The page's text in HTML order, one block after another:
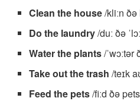
Clean the house/kliːn
Do the laundry/duː ðə
Water the plants/
Take out the trash /teɪk
Feed the pets/fiːd ðə